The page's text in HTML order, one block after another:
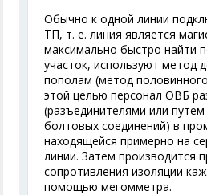
Обычно к одной линии
ТП, т. е. линия является
максимально быстро найти
участок, используют метод
пополам (метод
этой целью персонал ОВБ
(разъединителями или
болтовых соединений) в
находящейся примерно на
линии. Затем производится
сопротивления изоляции
помощью мегомметра.